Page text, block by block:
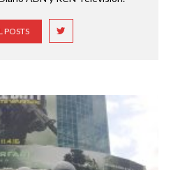
POSTS